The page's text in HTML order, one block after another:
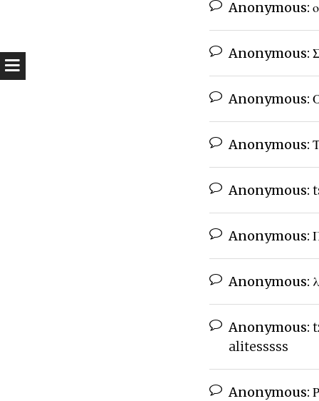
Anonymous:
Anonymous:
Anonymous:
Anonymous:
Anonymous:
Anonymous:
Anonymous:
Anonymous:
alitesssss
Anonymous: